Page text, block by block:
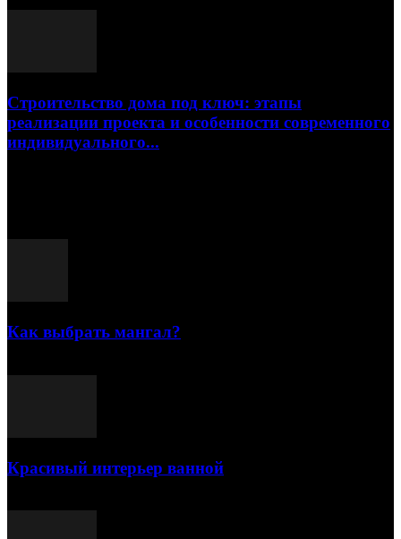
Строительство дома под ключ: этапы
реализации проекта и особенности современного
индивидуального...
Как выбрать мангал?
Красивый интерьер ванной